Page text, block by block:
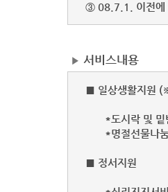
③ 08.7.1. 이전에
▶ 서비스내용
■ 일상생활지원
*도시락 및 밑반
*명절선물나눔
■ 정서지원